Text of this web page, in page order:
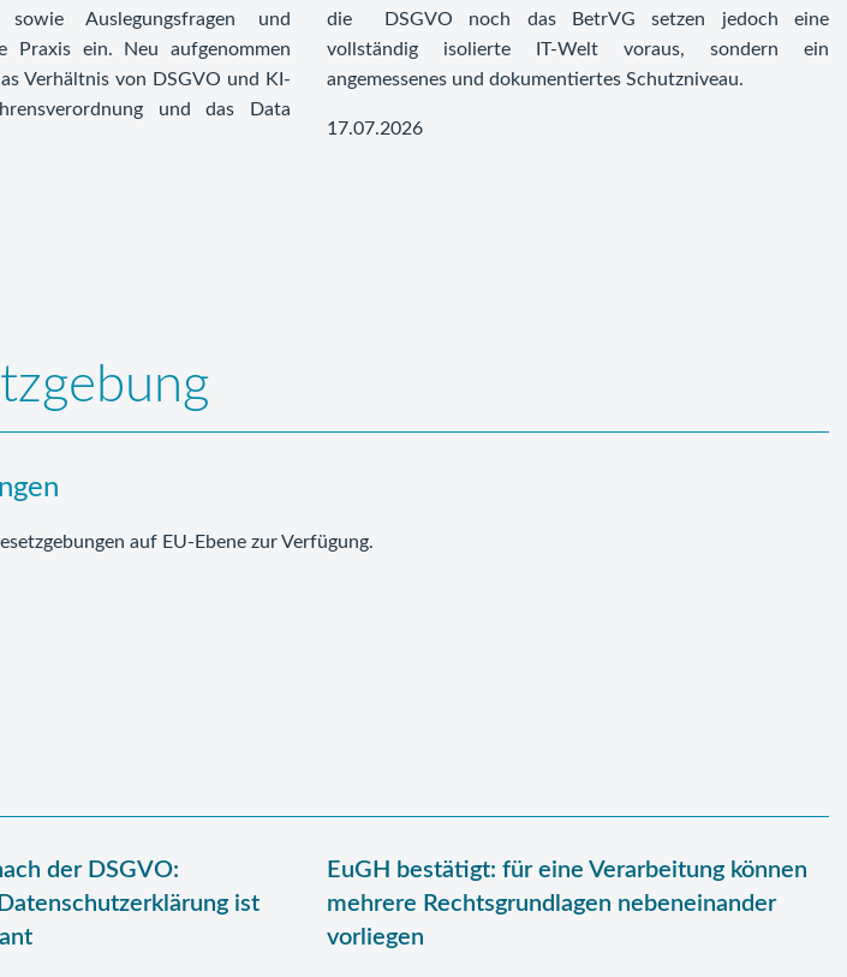
sowie Auslegungsfragen und
Praxis ein. Neu aufgenommen
Verhältnis von DSGVO und KI-
und das Data
die DSGVO noch das BetrVG setzen jedoch eine
vollständig isolierte IT-Welt voraus, sondern ein
angemessenes und dokumentiertes Schutzniveau.
17.07.2026
auf EU-Ebene zur Verfügung.
der DSGVO:
ist
EuGH bestätigt: für eine Verarbeitung können
mehrere Rechtsgrundlagen nebeneinander
vorliegen